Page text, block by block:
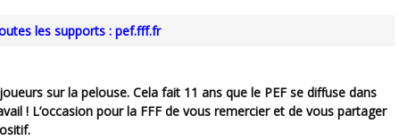
les supports : pef.fff.fr
! L’occasion pour la FFF de vous remercier et de vous partager